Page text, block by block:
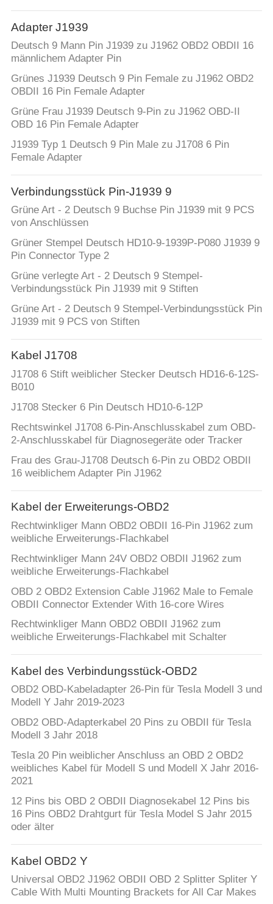
Adapter J1939
Deutsch 9 Mann Pin J1939 zu J1962 OBD2 OBDII 16
männlichem Adapter Pin
Grünes J1939 Deutsch 9 Pin Female zu J1962 OBD2
OBDII 16 Pin Female Adapter
Grüne Frau J1939 Deutsch 9-Pin zu J1962 OBD-II
OBD 16 Pin Female Adapter
J1939 Typ 1 Deutsch 9 Pin Male zu J1708 6 Pin
Female Adapter
Verbindungsstück Pin-J1939 9
Grüne Art - 2 Deutsch 9 Buchse Pin J1939 mit 9 PCS
von Anschlüssen
Grüner Stempel Deutsch HD10-9-1939P-P080 J1939 9
Pin Connector Type 2
Grüne verlegte Art - 2 Deutsch 9 Stempel-
Verbindungsstück Pin J1939 mit 9 Stiften
Grüne Art - 2 Deutsch 9 Stempel-Verbindungsstück Pin
J1939 mit 9 PCS von Stiften
Kabel J1708
J1708 6 Stift weiblicher Stecker Deutsch HD16-6-12S-
B010
J1708 Stecker 6 Pin Deutsch HD10-6-12P
Rechtswinkel J1708 6-Pin-Anschlusskabel zum OBD-
2-Anschlusskabel für Diagnosegeräte oder Tracker
Frau des Grau-J1708 Deutsch 6-Pin zu OBD2 OBDII
16 weiblichem Adapter Pin J1962
Kabel der Erweiterungs-OBD2
Rechtwinkliger Mann OBD2 OBDII 16-Pin J1962 zum
weibliche Erweiterungs-Flachkabel
Rechtwinkliger Mann 24V OBD2 OBDII J1962 zum
weibliche Erweiterungs-Flachkabel
OBD 2 OBD2 Extension Cable J1962 Male to Female
OBDII Connector Extender With 16-core Wires
Rechtwinkliger Mann OBD2 OBDII J1962 zum
weibliche Erweiterungs-Flachkabel mit Schalter
Kabel des Verbindungsstück-OBD2
OBD2 OBD-Kabeladapter 26-Pin für Tesla Modell 3 und
Modell Y Jahr 2019-2023
OBD2 OBD-Adapterkabel 20 Pins zu OBDII für Tesla
Modell 3 Jahr 2018
Tesla 20 Pin weiblicher Anschluss an OBD 2 OBD2
weibliches Kabel für Modell S und Modell X Jahr 2016-
2021
12 Pins bis OBD 2 OBDII Diagnosekabel 12 Pins bis
16 Pins OBD2 Drahtgurt für Tesla Model S Jahr 2015
oder älter
Kabel OBD2 Y
Universal OBD2 J1962 OBDII OBD 2 Splitter Spliter Y
Cable With Multi Mounting Brackets for All Car Makes